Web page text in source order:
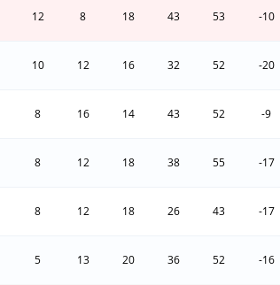
12 8 18 43 53 -10
10 12 16 32 52 -20
8 16 14 43 52 -9
8 12 18 38 55 -17
8 12 18 26 43 -17
5 13 20 36 52 -16